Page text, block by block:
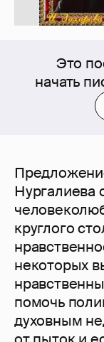
Это
начать
Нургалиева
круглого
некоторых
помочь
духовным